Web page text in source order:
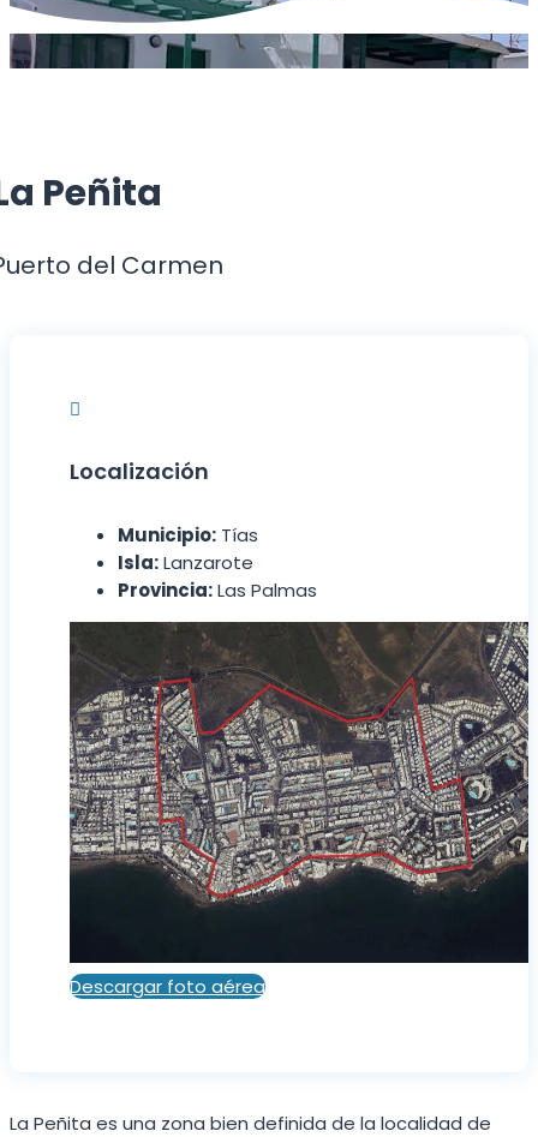
Peñita
del Carmen

Localización
Municipio: Tías
Isla:Lanzarote
Provincia:Las Palmas
Descargar foto aérea
La Peñita es una zona bien definida de la localidad de